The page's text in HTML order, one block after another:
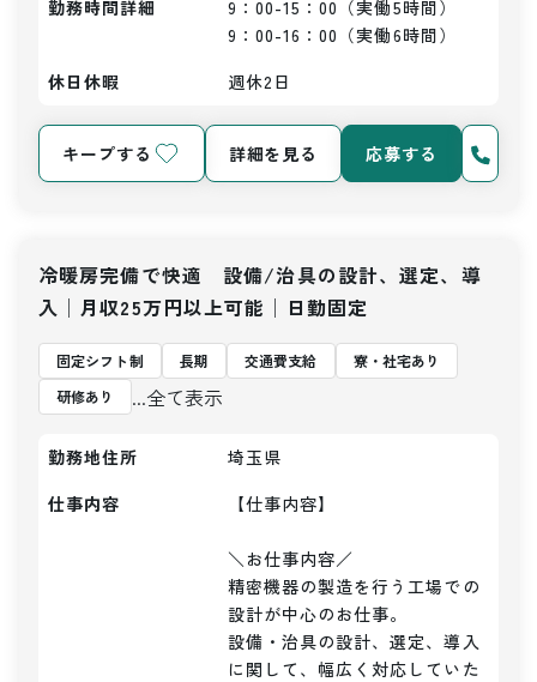
勤務時間詳細
9：00-15：00（実働5時間）
9：00-16：00（実働6時間）
休日休暇
週休2日
キープする 詳細を見る 応募する
冷暖房完備で快適 設備/治具の設計、選定、導
入│月収25万円以上可能│日勤固定
固定シフト制 長期 交通費支給
寮・社宅あり
研修あり
...全て表示
勤務地住所
埼玉県
仕事内容
【仕事内容】
＼お仕事内容／
精密機器の製造を行う工場での
設計が中心のお仕事。
設備・治具の設計、選定、導入
に関して、幅広く対応していた